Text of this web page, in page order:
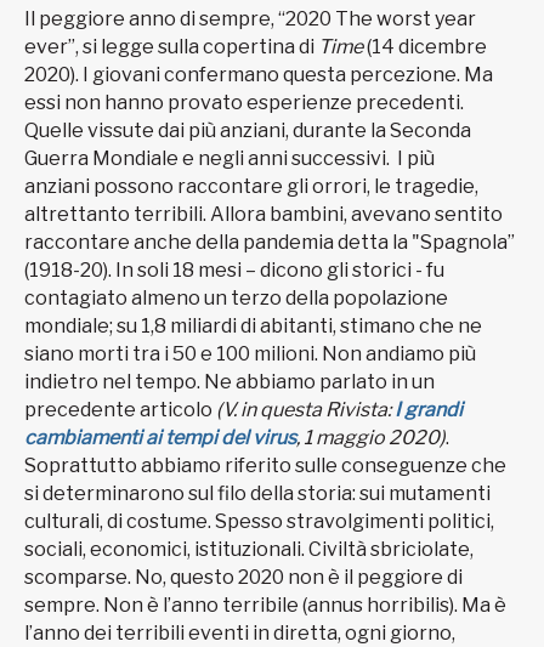
Il peggiore anno di sempre, “2020 The worst year
ever”, si legge sulla copertina di Time(14 dicembre
2020). I giovani confermano questa percezione. Ma
essi non hanno provato esperienze precedenti.
Quelle vissute dai più anziani, durante la Seconda
Guerra Mondiale e negli anni successivi. I più
anziani possono raccontare gli orrori, le tragedie,
altrettanto terribili. Allora bambini, avevano sentito
raccontare anche della pandemia detta la "Spagnola”
(1918-20). In soli 18 mesi – dicono gli storici - fu
contagiato almeno un terzo della popolazione
mondiale; su 1,8 miliardi di abitanti, stimano che ne
siano morti tra i 50 e 100 milioni. Non andiamo più
indietro nel tempo. Ne abbiamo parlato in un
precedente articolo (V. in questa Rivista:I grandi
cambiamenti ai tempi del virus, 1 maggio 2020).
Soprattutto abbiamo riferito sulle conseguenze che
si determinarono sul filo della storia: sui mutamenti
culturali, di costume. Spesso stravolgimenti politici,
sociali, economici, istituzionali. Civiltà sbriciolate,
scomparse. No, questo 2020 non è il peggiore di
sempre. Non è l’anno terribile (annus horribilis). Ma è
l’anno dei terribili eventi in diretta, ogni giorno,